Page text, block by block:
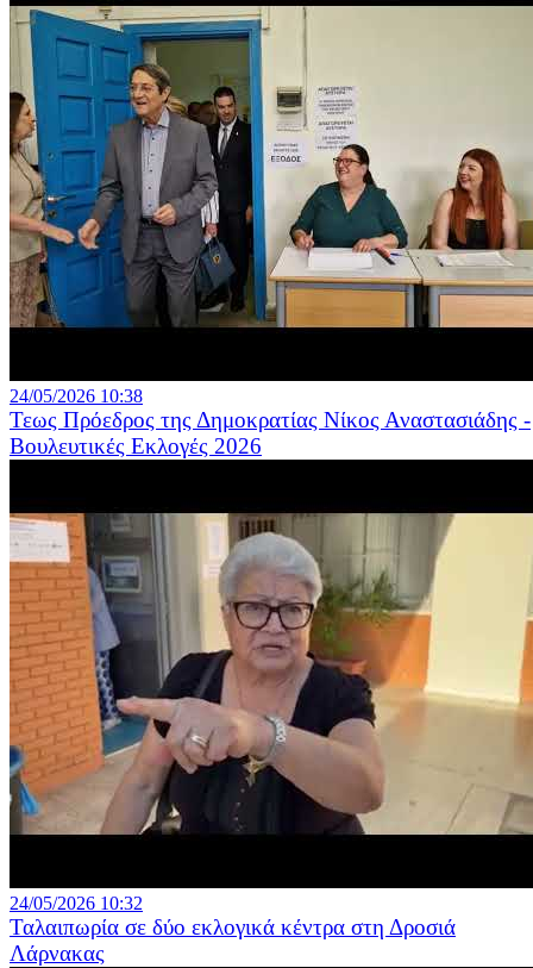
24/05/2026 10:38
Τεως Πρόεδρος της Δημοκρατίας Νίκος Αναστασιάδης -
Βουλευτικές Εκλογές 2026
24/05/2026 10:32
Ταλαιπωρία σε δύο εκλογικά κέντρα στη Δροσιά
Λάρνακας